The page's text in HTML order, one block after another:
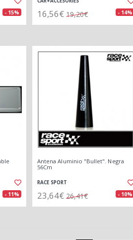
- 15% 16,56€ 19,20€ - 14%
- 11%
Antena Aluminio "Bullet". Negra
56Cm
RACE SPORT
23,64€ 26,41€ - 10%